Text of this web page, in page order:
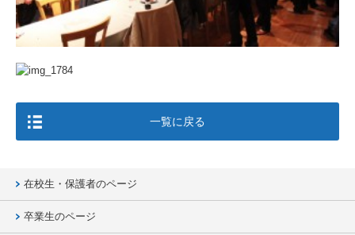
一覧に戻る
在校生・保護者のページ
卒業生のページ